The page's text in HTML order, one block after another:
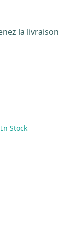
la livraison
In Stock